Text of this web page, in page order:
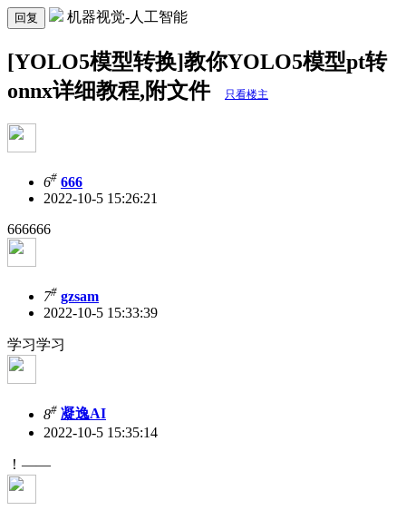
回复 机器视觉-人工智能
[YOLO5模型转换]教你YOLO5模型pt转
onnx详细教程,附文件
只看楼主
6# 666
2022-10-5 15:26:21
666666
7# gzsam
2022-10-5 15:33:39
学习学习
8# 凝逸AI
2022-10-5 15:35:14
！――